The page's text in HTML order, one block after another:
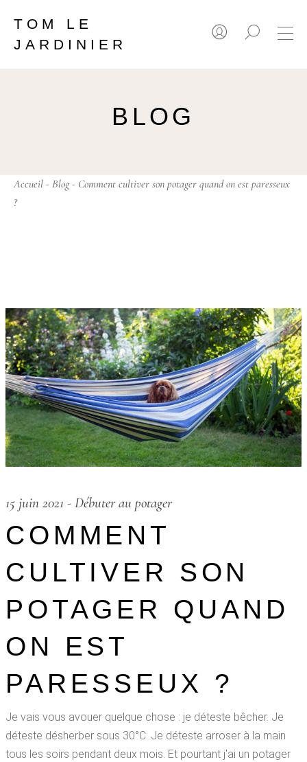
TOM LE
JARDINIER
BLOG
Accueil - Blog - Comment cultiver son potager quand on est paresseux
?
15 juin 2021 - Débuter au potager
COMMENT
CULTIVER SON
POTAGER QUAND
ON EST
PARESSEUX ?
Je vais vous avouer quelque chose : je déteste bêcher. Je
déteste désherber sous 30°C. Je déteste arroser à la main
tous les soirs pendant deux mois. Et pourtant j'ai un potager